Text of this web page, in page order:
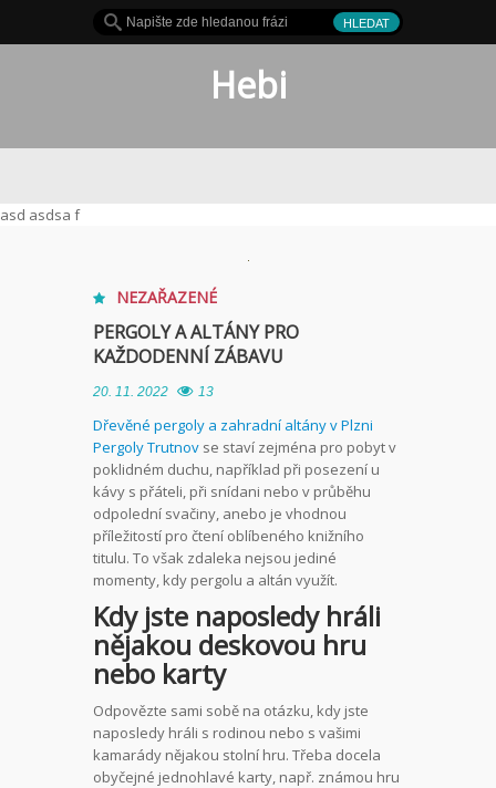
Hebi
asd asdsa f
NEZAŘAZENÉ
PERGOLY A ALTÁNY PRO
KAŽDODENNÍ ZÁBAVU
20. 11. 2022 13
Dřevěné pergoly a zahradní altány v Plzni
Pergoly Trutnov se staví zejména pro pobyt v
poklidném duchu, například při posezení u
kávy s přáteli, při snídani nebo v průběhu
odpolední svačiny, anebo je vhodnou
příležitostí pro čtení oblíbeného knižního
titulu. To však zdaleka nejsou jediné
momenty, kdy pergolu a altán využít.
Kdy jste naposledy hráli
nějakou deskovou hru
nebo karty
Odpovězte sami sobě na otázku, kdy jste
naposledy hráli s rodinou nebo s vašimi
kamarády nějakou stolní hru. Třeba docela
obyčejné jednohlavé karty, např. známou hru